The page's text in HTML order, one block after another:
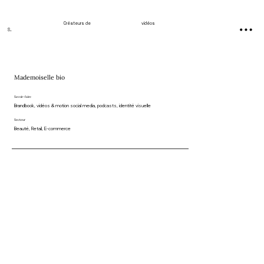
S.
Créateurs de vidéos
Mademoiselle bio
Savoir-faire
Brandbook, vidéos & motion social media, podcasts, identité visuelle
Secteur
Beauté, Retail, E-commerce